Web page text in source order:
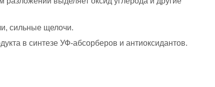
сильные щелочи.
в синтезе УФ-абсорберов и антиоксидантов.